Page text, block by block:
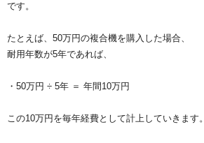
です。
たとえば、50万円の複合機を購入した場合、
耐用年数が5年であれば、
・50万円 ÷ 5年 ＝ 年間10万円
この10万円を毎年経費として計上していきます。